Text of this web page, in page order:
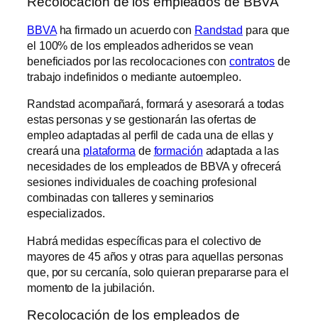
BBVAha firmado un acuerdo con Randstad para que
el 100% de los empleados adheridos se vean
beneficiados por las recolocaciones con contratos de
trabajo indefinidos o mediante autoempleo.
Randstad acompañará, formará y asesorará a todas
estas personas y se gestionarán las ofertas de
empleo adaptadas al perfil de cada una de ellas y
creará una plataforma de formación adaptada a las
necesidades de los empleados de BBVA y ofrecerá
sesiones individuales de coaching profesional
combinadas con talleres y seminarios
especializados.
Habrá medidas específicas para el colectivo de
mayores de 45 años y otras para aquellas personas
que, por su cercanía, solo quieran prepararse para el
momento de la jubilación.
Recolocación de los empleados de